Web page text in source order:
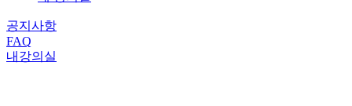
공지사항
FAQ
내강의실